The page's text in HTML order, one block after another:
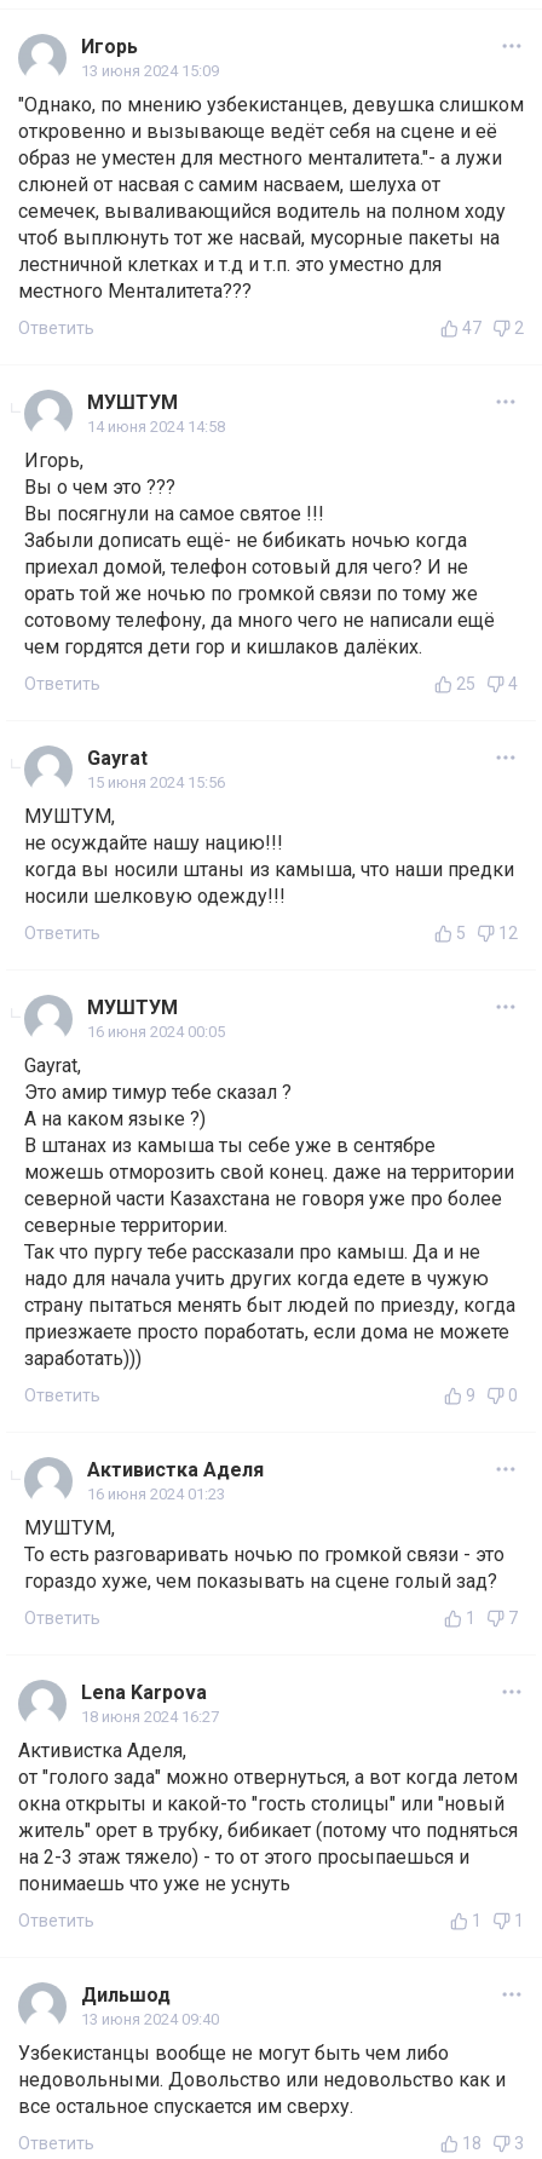
Игорь
13 июня 2024 15:09
"Однако, по мнению узбекистанцев, девушка слишком
откровенно и вызывающе ведёт себя на сцене и её
образ не уместен для местного менталитета."- а лужи
слюней от насвая с самим насваем, шелуха от
семечек, вываливающийся водитель на полном ходу
чтоб выплюнуть тот же насвай, мусорные пакеты на
лестничной клетках и т.д и т.п. это уместно для
местного Менталитета???
Ответить 47 2
МУШТУМ
14 июня 2024 14:58
Игорь,
Вы о чем это ???
Вы посягнули на самое святое !!!
Забыли дописать ещё- не бибикать ночью когда
приехал домой, телефон сотовый для чего? И не
орать той же ночью по громкой связи по тому же
сотовому телефону, да много чего не написали ещё
чем гордятся дети гор и кишлаков далёких.
Ответить 25 4
Gayrat
15 июня 2024 15:56
МУШТУМ,
не осуждайте нашу нацию!!!
когда вы носили штаны из камыша, что наши предки
носили шелковую одежду!!!
Ответить 5 12
МУШТУМ
16 июня 2024 00:05
Gayrat,
Это амир тимур тебе сказал ?
А на каком языке ?)
В штанах из камыша ты себе уже в сентябре
можешь отморозить свой конец. даже на территории
северной части Казахстана не говоря уже про более
северные территории.
Так что пургу тебе рассказали про камыш. Да и не
надо для начала учить других когда едете в чужую
страну пытаться менять быт людей по приезду, когда
приезжаете просто поработать, если дома не можете
заработать)))
Ответить 9 0
Активистка Аделя
16 июня 2024 01:23
МУШТУМ,
То есть разговаривать ночью по громкой связи - это
гораздо хуже, чем показывать на сцене голый зад?
Ответить 1 7
Lena Karpova
18 июня 2024 16:27
Активистка Аделя,
от "голого зада" можно отвернуться, а вот когда летом
окна открыты и какой-то "гость столицы" или "новый
житель" орет в трубку, бибикает (потому что подняться
на 2-3 этаж тяжело) - то от этого просыпаешься и
понимаешь что уже не уснуть
Ответить 1 1
Дильшод
13 июня 2024 09:40
Узбекистанцы вообще не могут быть чем либо
недовольными. Довольство или недовольство как и
все остальное спускается им сверху.
Ответить 18 3